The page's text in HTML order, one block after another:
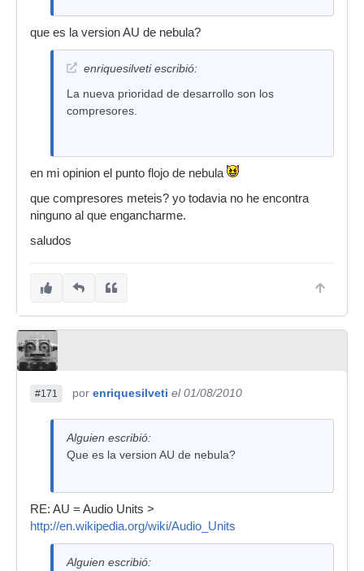
que es la version AU de nebula?
enriquesilveti escribió:
La nueva prioridad de desarrollo son los
compresores.
en mi opinion el punto flojo de nebula
que compresores meteis? yo todavia no he encontra
ninguno al que engancharme.
saludos
#171 por enriquesilveti el 01/08/2010
Alguien escribió:
Que es la version AU de nebula?
RE: AU = Audio Units >
http://en.wikipedia.org/wiki/Audio_Units
Alguien escribió: